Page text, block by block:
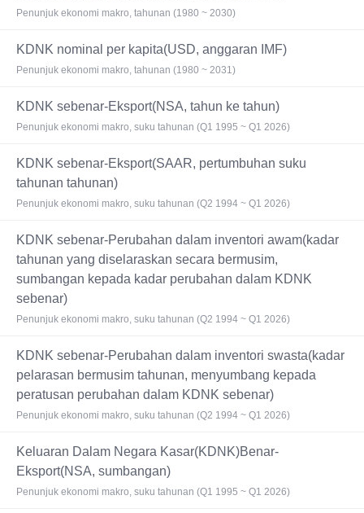
Penunjuk ekonomi makro, tahunan (1980 ~ 2030)
KDNK nominal per kapita(USD, anggaran IMF)
Penunjuk ekonomi makro, tahunan (1980 ~ 2031)
KDNK sebenar-Eksport(NSA, tahun ke tahun)
Penunjuk ekonomi makro, suku tahunan (Q1 1995 ~ Q1 2026)
KDNK sebenar-Eksport(SAAR, pertumbuhan suku
tahunan tahunan)
Penunjuk ekonomi makro, suku tahunan (Q2 1994 ~ Q1 2026)
KDNK sebenar-Perubahan dalam inventori awam(kadar
tahunan yang diselaraskan secara bermusim,
sumbangan kepada kadar perubahan dalam KDNK
sebenar)
Penunjuk ekonomi makro, suku tahunan (Q2 1994 ~ Q1 2026)
KDNK sebenar-Perubahan dalam inventori swasta(kadar
pelarasan bermusim tahunan, menyumbang kepada
peratusan perubahan dalam KDNK sebenar)
Penunjuk ekonomi makro, suku tahunan (Q2 1994 ~ Q1 2026)
Keluaran Dalam Negara Kasar(KDNK)Benar-
Eksport(NSA, sumbangan)
Penunjuk ekonomi makro, suku tahunan (Q1 1995 ~ Q1 2026)